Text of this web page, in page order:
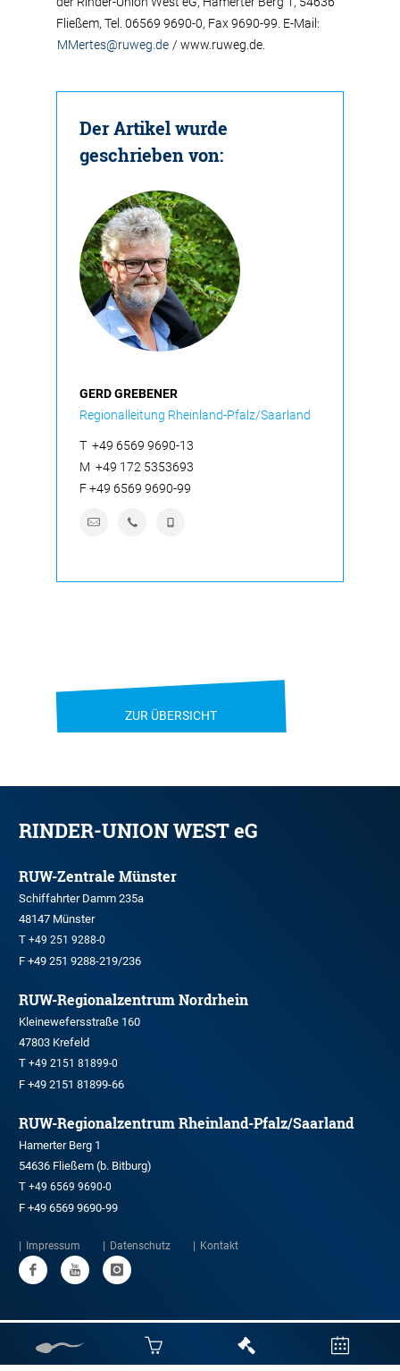
Fließem, Tel. 06569 9690-0, Fax 9690-99. E-Mail:
MMertes@ruweg.de / www.ruweg.de.
Der Artikel wurde
geschrieben von:
GERD GREBENER
Regionalleitung Rheinland-Pfalz/Saarland
T +49 6569 9690-13
M +49 172 5353693
F+49 6569 9690-99
ZUR ÜBERSICHT
RINDER-UNION WEST eG
RUW-Zentrale Münster
Schiffahrter Damm 235a
48147 Münster
T +49 251 9288-0
F +49 251 9288-219/236
RUW-Regionalzentrum Nordrhein
Kleinewefersstraße 160
47803 Krefeld
T +49 2151 81899-0
F +49 2151 81899-66
RUW-Regionalzentrum Rheinland-Pfalz/Saarland
Hamerter Berg 1
54636 Fließem (b. Bitburg)
T +49 6569 9690-0
F +49 6569 9690-99
Impressum Datenschutz Kontakt